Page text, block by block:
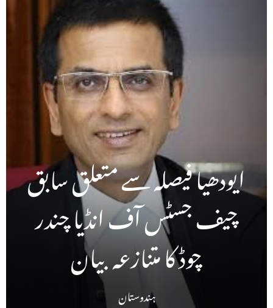
ایودھیا فیصلہ سے متعلق سابق
چیف جسٹس آف انڈیا چندر
چوڈ کا متنازعہ بیان
ہندوستان